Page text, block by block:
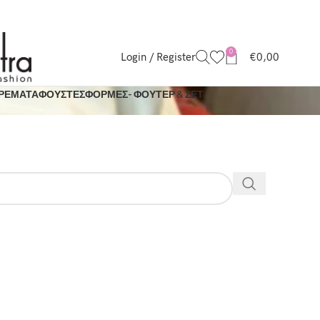
Login / Register 0 €0,00
ΦΟΥΣΤΕΣΦΟΡΜΕΣ- ΦΟΥΤΕΡ & ΣΕΤ